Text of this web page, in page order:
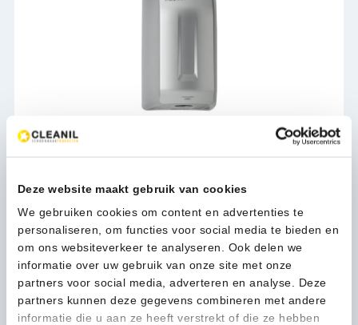
Deze website maakt gebruik van cookies
We gebruiken cookies om content en advertenties te
personaliseren, om functies voor social media te bieden en
om ons websiteverkeer te analyseren. Ook delen we
informatie over uw gebruik van onze site met onze
partners voor social media, adverteren en analyse. Deze
partners kunnen deze gegevens combineren met andere
informatie die u aan ze heeft verstrekt of die ze hebben
Mediclinics Handendroger RVS automatisch - 12105
172,35(208,54 Incl. btw)